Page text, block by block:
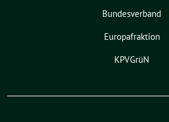
Bundesverband
Europafraktion
KPVGrüN